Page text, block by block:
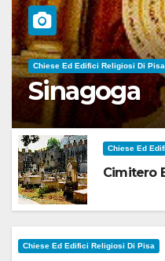
Chiese Ed Edifici Religiosi Di Pisa
Sinagoga
Chiese Ed
Cimitero
Chiese Ed Edifici Religiosi Di Pisa